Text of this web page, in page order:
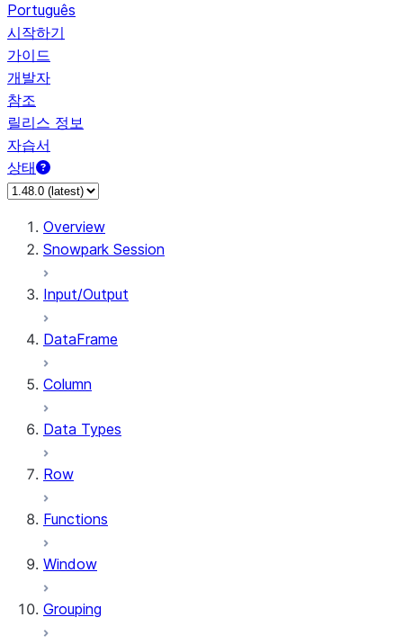
Português
시작하기
가이드
개발자
참조
릴리스 정보
자습서
상태
Overview
Snowpark Session
Input/Output
DataFrame
Column
Data Types
Row
Functions
Window
Grouping